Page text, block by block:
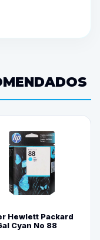
Hewlett Packard
Cyan No 88